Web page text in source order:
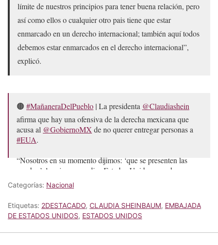
límite de nuestros principios para tener buena relación, pero
así como ellos o cualquier otro pais tiene que estar
enmarcado en un derecho internacional; también aquí todos
debemos estar enmarcados en el derecho internacional”,
explicó.
🟤 #MañaneraDelPueblo | La presidenta @Claudiashein
afirma que hay una ofensiva de la derecha mexicana que
acusa al @GobiernoMX de no querer entregar personas a
#EUA.
“Nosotros en su momento dijimos: ‘que se presenten las
pruebas’, lo mismo que dice Estados Unidos cuando…
pic.twitter.com/RyrGkbvLuE
Categorías: Nacional
Etiquetas: 2DESTACADO, CLAUDIA SHEINBAUM, EMBAJADA
DE ESTADOS UNIDOS, ESTADOS UNIDOS